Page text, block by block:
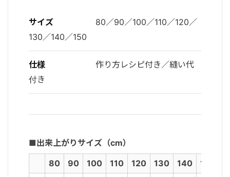
サイズ
80／90／100／110／120／
130／140／150
仕様
作り方レシピ付き／縫い代
付き
■出来上がりサイズ（cm）
80
90 100 110 120 130 140
150